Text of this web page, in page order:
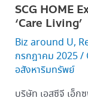
SCG HOME
‘Care Living’
Biz around U,
กรกฎาคม 2025/
อสังหาริมทรัพย์
บริษัท เอสซีจี เอ็ก